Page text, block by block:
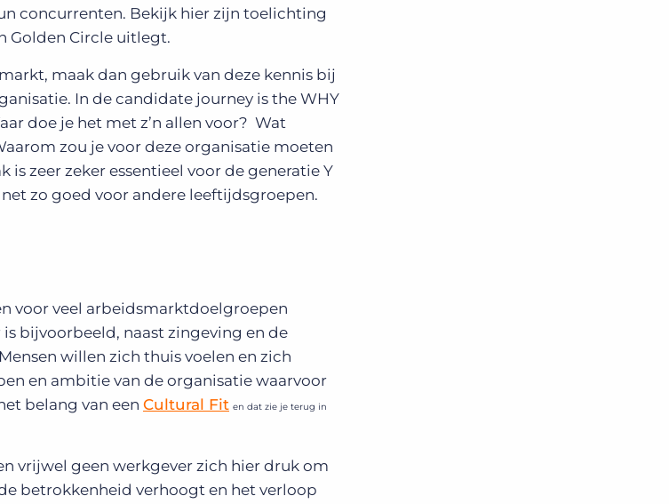
concurrenten. Bekijk hier zijn toelichting
Golden Circle uitlegt.
maak dan gebruik van deze kennis bij
In de candidate journey is the WHY
doe je het met z’n allen voor? Wat
zou je voor deze organisatie moeten
is zeer zeker essentieel voor de generatie Y
zo goed voor andere leeftijdsgroepen.
voor veel arbeidsmarktdoelgroepen
bijvoorbeeld, naast zingeving en de
willen zich thuis voelen en zich
en ambitie van de organisatie waarvoor
belang van een Cultural Fit en dat zie je terug in
vrijwel geen werkgever zich hier druk om
betrokkenheid verhoogt en het verloop